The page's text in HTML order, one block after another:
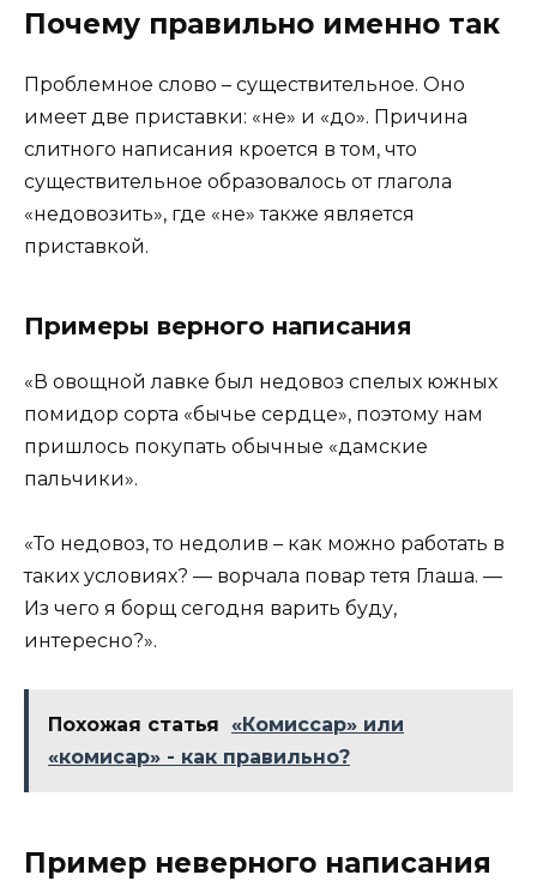
Почему правильно именно так
Проблемное слово – существительное. Оно
имеет две приставки: «не» и «до». Причина
слитного написания кроется в том, что
существительное образовалось от глагола
«недовозить», где «не» также является
приставкой.
Примеры верного написания
«В овощной лавке был недовоз спелых южных
помидор сорта «бычье сердце», поэтому нам
пришлось покупать обычные «дамские
пальчики».
«То недовоз, то недолив – как можно работать в
таких условиях? — ворчала повар тетя Глаша. —
Из чего я борщ сегодня варить буду,
интересно?».
Похожая статья
«Комиссар» или
«комисар» - как правильно?
Пример неверного написания